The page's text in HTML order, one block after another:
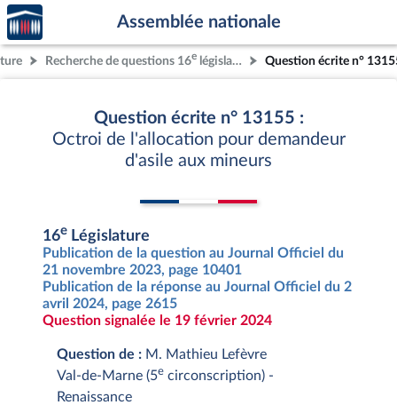
Aller au contenu
Aller en bas de la page
Accèder
à la
page
d'accueil
Assemblée nationale
Recherche de questions 16e législature Question écrite n°
Question écrite n° 13155 :
Octroi de l'allocation pour demandeur
d'asile aux mineurs
16e Législature
Publication de la question au Journal Officiel du
21 novembre 2023, page 10401
Publication de la réponse au Journal Officiel du 2
avril 2024, page 2615
Question signalée le 19 février 2024
Question de : M. Mathieu Lefèvre
Val-de-Marne (5e circonscription) -
Renaissance